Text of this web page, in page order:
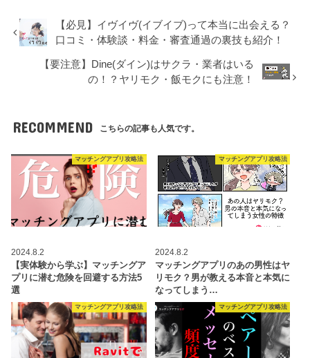
【必見】イヴイヴ(イブイブ)って本当に出会える？
口コミ・体験談・料金・審査通過の裏技も紹介！
【要注意】Dine(ダイン)はサクラ・業者はいる
の！？ヤリモク・飯モクにも注意！
RECOMMEND こちらの記事も人気です。
マッチングアプリ攻略法
2024.8.2
【実体験から学ぶ】マッチングア
プリに潜む危険を回避する方法5
選
マッチングアプリ攻略法
2024.8.2
マッチングアプリのあの男性はヤ
リモク？男が教える本音と本気に
なってしまう…
マッチングアプリ攻略法 マッチングアプリ攻略法